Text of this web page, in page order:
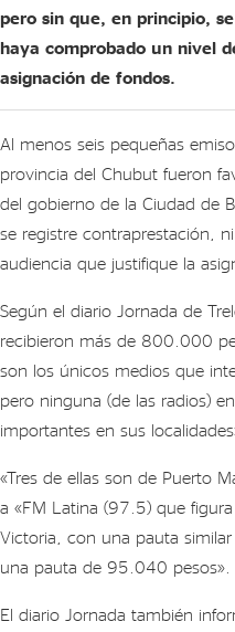
de
pero sin que, en principio,
haya comprobado un nivel
asignación de fondos.
Al menos seis pequeñas
provincia del Chubut fueron
del gobierno de la Ciudad de
se registre contraprestación,
audiencia que justifique la
Según el diario Jornada de
recibieron más de 800.000
son los únicos medios que
pero ninguna (de las radios)
importantes en sus
«Tres de ellas son de Puerto
a «FM Latina (97.5) que
Victoria, con una pauta
una pauta de 95.040 pesos».
El diario Jornada también